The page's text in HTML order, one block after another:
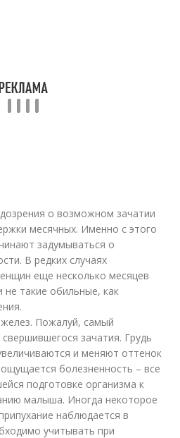
о возможном зачатии
месячных. Именно с этого
задумываться о
В редких случаях
еще несколько месяцев
не такие обильные, как
Пожалуй, самый
зачатия. Грудь
и меняют оттенок
болезненность – все
подготовке организма к
малыша. Иногда некоторое
наблюдается в
учитывать при